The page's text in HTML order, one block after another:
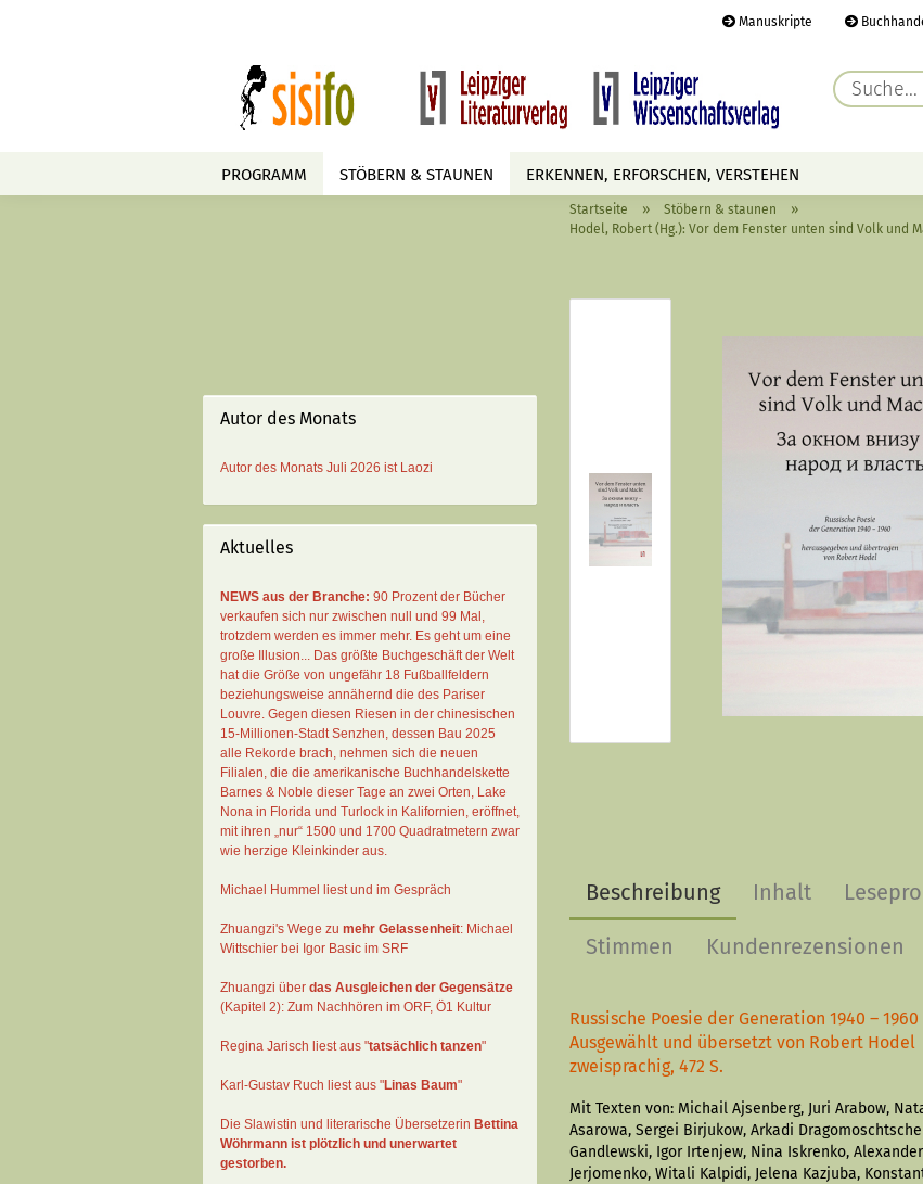
Manuskripte
PROGRAMM STÖBERN & STAUNEN ERKENNEN, ERFORSCHEN, VERSTEHEN
AUTOREN TERMINE HÖREN &
Startseite » Stöbern & staunen »
Hodel, Robert (Hg.): Vor dem Fenster unten sind Volk und
Beschreibung Inhalt
Stimmen Kundenrezensionen
Russische Poesie der Generation 1940 – 1960
Ausgewählt und übersetzt von Robert Hodel
zweisprachig, 472 S.
Mit Texten von: Michail Ajsenberg, Juri Arabow,
Asarowa, Sergei Birjukow, Arkadi
Gandlewski, Igor Irtenjew, Nina Iskrenko, Alexander
Jerjomenko, Witali Kalpidi, Jelena Kazjuba,
Autor des Monats
Autor des Monats Juli 2026 ist Laozi
Aktuelles
NEWS aus der Branche: 90 Prozent der Bücher
verkaufen sich nur zwischen null und 99 Mal ,
trotzdem werden es immer mehr. Es geht um eine
große Illusion... Das größte Buchgeschäft der Welt
hat die Größe von ungefähr 18 Fußballfeldern
beziehungsweise annähernd die des Pariser
Louvre. Gegen diesen Riesen in der chinesischen
15-Millionen-Stadt Senzhen, dessen Bau 2025
alle Rekorde brach, nehmen sich die neuen
Filialen, die die amerikanische Buchhandelskette
Barnes & Noble dieser Tage an zwei Orten, Lake
Nona in Florida und Turlock in Kalifornien, eröffnet,
mit ihren „nur“ 1500 und 1700 Quadratmetern zwar
wie herzige Kleinkinder aus.
Michael Hummel liest und im Gespräch
Zhuangzi's Wege zu mehr Gelassenheit: Michael
Wittschier bei Igor Basic im SRF
Zhuangzi über das Ausgleichen der Gegensätze
(Kapitel 2): Zum Nachhören im ORF, Ö1 Kultur
Regina Jarisch liest aus "tatsächlich tanzen"
Karl-Gustav Ruch liest aus "Linas Baum"
Die Slawistin und literarische Übersetzerin Bettina
Wöhrmann ist plötzlich und unerwartet
gestorben.